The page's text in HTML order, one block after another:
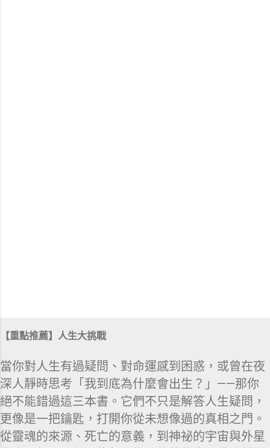
【重點推薦】人生大挑戰
當你對人生有過疑問、對命運感到困惑，或曾在夜
深人靜時思考「我到底為什麼會出生？」——那你
絕不能錯過這三本書。它們不只是解答人生疑問，
更像是一把鑰匙，打開你從未想像過的真相之門。
從靈魂的來源、死亡的意義，到神祕的宇宙與外星